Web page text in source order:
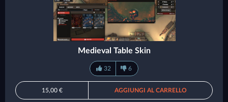
Medieval Table Skin
32 6
15,00 € AGGIUNGI AL CARRELLO